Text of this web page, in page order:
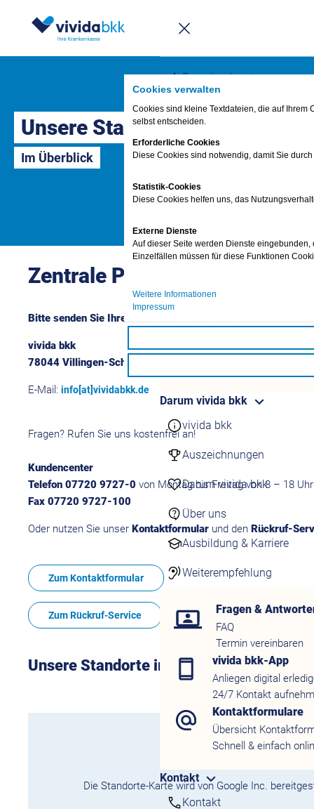
Cookies verwalten
Cookies sind kleine Textdateien, die auf Ihrem
selbst entscheiden.
Erforderliche Cookies
Diese Cookies sind notwendig, damit Sie
Statistik-Cookies
Diese Cookies helfen uns, das
Externe Dienste
Auf dieser Seite werden Dienste
Einzelfällen müssen für diese Funktionen
Weitere Informationen
Impressum
Downloadcenter
Elektronische
Kundenmagazin vida
Häufige Fragen – FAQs
FAQ
Anliegen digital
Übersicht
Darum vivida bkk
vivida bkk
Auszeichnungen
Darum vivida bkk
Über uns
Ausbildung & Karriere
Weiterempfehlung
Fragen &
FAQ
Termin vereinbaren
vivida bkk-App
Anliegen digital
24/7 Kontakt
Kontaktformulare
Übersicht
Schnell & einfach
Kontakt
Kontakt
Unsere Standorte
Im Überblick
Zentrale Post-Anschrift:
Bitte senden Sie Ihre Post immer an folgende Anschrift:
vivida bkk
78044 Villingen-Schwenningen
E-Mail: info[at]vividabkk.de
Fragen? Rufen Sie uns kostenfrei an!
Kundencenter
Telefon 07720 9727-0 von Montag bis Freitag von 8 – 18 Uhr
Fax 07720 9727-100
Oder nutzen Sie unser Kontaktformular und den Rückruf-
Zum Kontaktformular
Zum Rückruf-Service
Unsere Standorte im Überblick:
Die Standorte-Karte wird von Google Inc.